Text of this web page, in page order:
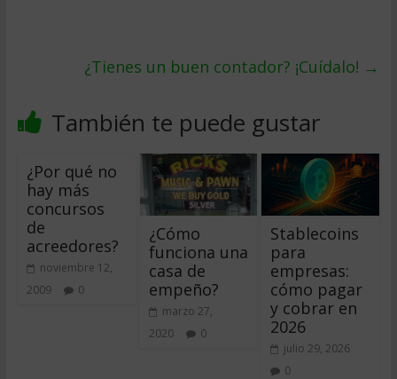
¿Tienes un buen contador? ¡Cuí­dalo! →
También te puede gustar
¿Por qué no
hay más
concursos
de
acreedores?
noviembre 12,
2009
0
¿Cómo
funciona una
casa de
empeño?
marzo 27,
2020
0
Stablecoins
para
empresas:
cómo pagar
y cobrar en
2026
julio 29, 2026
0